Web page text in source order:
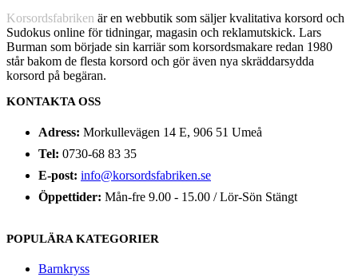
Korsordsfabriken är en webbutik som säljer kvalitativa korsord och
Sudokus online för tidningar, magasin och reklamutskick. Lars
Burman som började sin karriär som korsordsmakare redan 1980
står bakom de flesta korsord och gör även nya skräddarsydda
korsord på begäran.
KONTAKTA OSS
Adress: Morkullevägen 14 E, 906 51 Umeå
Tel: 0730-68 83 35
E-post: info@korsordsfabriken.se
Öppettider: Mån-fre 9.00 - 15.00 / Lör-Sön Stängt
POPULÄRA KATEGORIER
Barnkryss